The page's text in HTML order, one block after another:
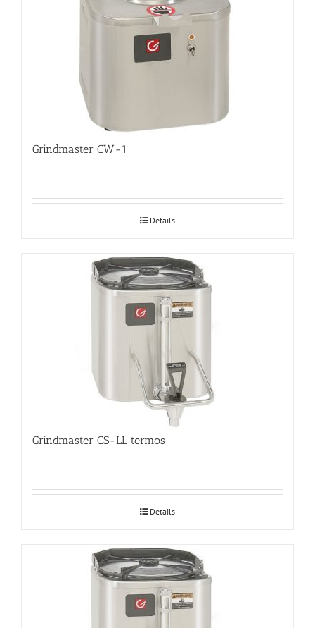
Grindmaster CW-1
Details
Grindmaster CS-LL termos
Details